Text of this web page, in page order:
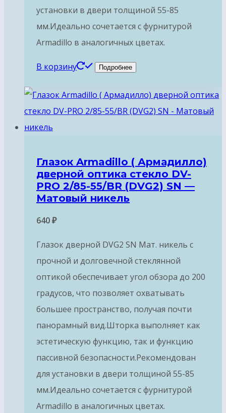
установки в двери толщиной 55-85
мм.Идеально сочетается с фурнитурой
Armadillo в аналогичных цветах.
В корзину Подробнее
Глазок Armadillo ( Армадилло)
дверной оптика стекло DV-
PRO 2/85-55/BR (DVG2) SN —
Матовый никель
640₽
Глазок дверной DVG2 SN Мат. никель с
прочной и долговечной стеклянной
оптикой обеспечивает угол обзора до 200
градусов, что позволяет охватывать
большее пространство, получая почти
панорамный вид.Шторка выполняет как
эстетическую функцию, так и функцию
пассивной безопасности.Рекомендован
для установки в двери толщиной 55-85
мм.Идеально сочетается с фурнитурой
Armadillo в аналогичных цветах.